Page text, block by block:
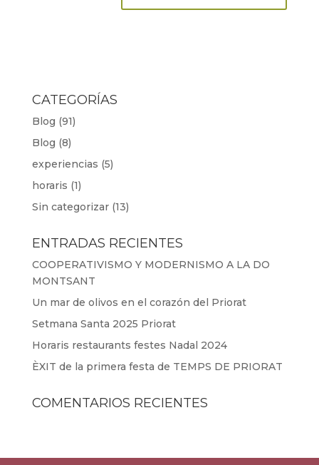
CATEGORÍAS
Blog (91)
Blog (8)
experiencias (5)
horaris (1)
Sin categorizar(13)
ENTRADAS RECIENTES
COOPERATIVISMO Y MODERNISMO A LA DO
MONTSANT
Un mar de olivos en el corazón del Priorat
Setmana Santa 2025 Priorat
Horaris restaurants festes Nadal 2024
ÈXIT de la primera festa de TEMPS DE PRIORAT
COMENTARIOS RECIENTES